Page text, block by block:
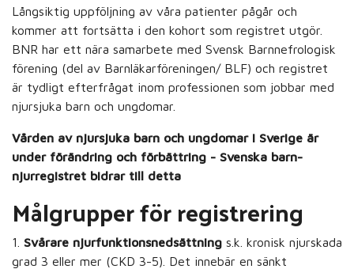
Långsiktig uppföljning av våra patienter pågår och
kommer att fortsätta i den kohort som registret utgör.
BNR har ett nära samarbete med Svensk Barnnefrologisk
förening (del av Barnläkarföreningen/ BLF) och registret
är tydligt efterfrågat inom professionen som jobbar med
njursjuka barn och ungdomar.
Vården av njursjuka barn och ungdomar i Sverige är
under förändring och förbättring - Svenska barn-
njurregistret bidrar till detta
Målgrupper för registrering
1. Svårare njurfunktionsnedsättning s.k. kronisk njurskada
grad 3 eller mer (CKD 3-5). Det innebär en sänkt